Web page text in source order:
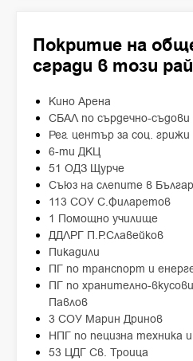
Покритие на
сгради в този
Кино Арена
СБАЛ по сърдечно-съдови
Рег. център за соц. грижи
6-ти ДКЦ
51 ОДЗ Щурче
Съюз на слепите в
113 СОУ С.Филаретов
1 Помощно училище
ДДЛРГ П.Р.Славейков
Пикадили
ПГ по транспорт и
ПГ по хранително-
Павлов
3 СОУ Марин Дринов
НПГ по пецизна техника
53 ЦДГ Св. Троица